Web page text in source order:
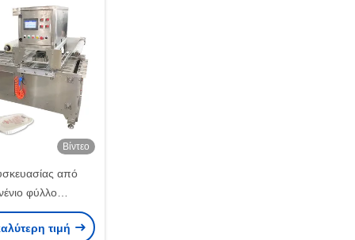
Βίντεο
από
φύλλο
συσκευή
προηγμένη
τιμή